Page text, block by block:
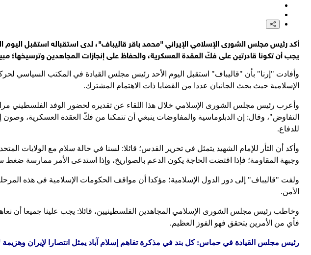
أكد رئيس مجلس الشورى الإسلامي الإيراني "محمد باقر قاليباف"، لدى استقباله استقبل
يجب أن تكونا قادرتين على فكّ العقدة العسكرية، والحفاظ على إنجازات المجاهدين وترسيخها؛
وأفادت "إرنا" بأن "قاليباف" استقبل اليوم الأحد رئيس مجلس القيادة في المكتب السياسي
الإسلامية حيث بحث الجانبان عددا من القضايا ذات الاهتمام المشترك.
وأعرب رئيس مجلس الشورى الإسلامي خلال هذا اللقاء عن تقديره لحضور الوفد الفلسطيني
التفاوض"، وقال: إن الدبلوماسية والمفاوضات ينبغي أن تتمكنا من فكّ العقدة العسكرية، وصون
للدفاع.
وأكد أن الثأر للإمام الشهيد يتمثل في تحرير القدس؛ قائلا: لسنا في حالة سلام مع الولايات
وجبهة المقاومة؛ فإذا اقتضت الحاجة يكون الدعم بالصواريخ، وإذا استدعى الأمر ممارسة
ولفت "قاليباف" إلى دور الدول الإسلامية؛ مؤكدا أن مواقف الحكومات الإسلامية في هذه المرحلة
الأمن.
وخاطب رئيس مجلس الشورى الإسلامي المجاهدين الفلسطينيين، قائلا: يجب علينا جميعا أن
فأي من الأمرين يتحقق فهو الفوز العظيم.
رئيس مجلس القيادة في حماس: كل بند في مذكرة تفاهم إسلام آباد يمثل انتصارا لإيران وهزيمة